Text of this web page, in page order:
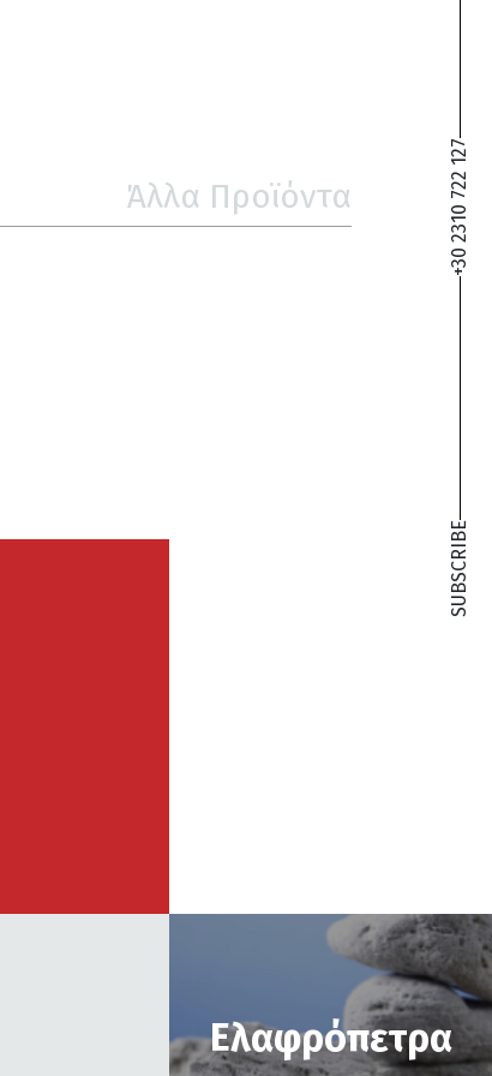
SUBSCRIBE
+30 2310 722 127
Άλλα Προϊόντα
Ελαφρόπετρα